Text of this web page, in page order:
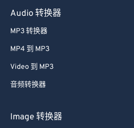
Audio 转换器
MP3 转换器
MP4 到 MP3
Video 到 MP3
音频转换器
Image 转换器